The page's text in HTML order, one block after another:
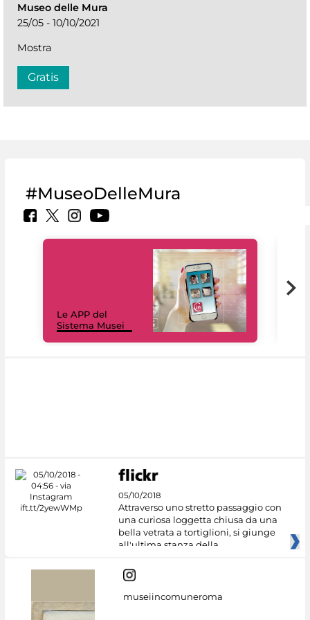
Museo delle Mura
25/05 - 10/10/2021
Mostra
Gratis
#MuseoDelleMura
Le APP del
Sistema Musei
05/10/2018
Attraverso uno stretto passaggio con
una curiosa loggetta chiusa da una
bella vetrata a tortiglioni, si giunge
all'ultima stanza della
museiincomuneroma